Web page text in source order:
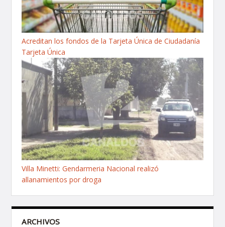
Acreditan los fondos de la Tarjeta Única de Ciudadanía
Tarjeta Única
Villa Minetti: Gendarmeria Nacional realizó
allanamientos por droga
ARCHIVOS